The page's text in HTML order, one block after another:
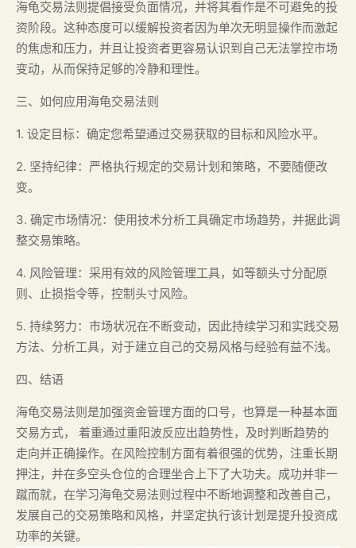
海龟交易法则提倡接受负面情况，并将其看作是不可避免的投
资阶段。这种态度可以缓解投资者因为单次无明显操作而激起
的焦虑和压力，并且让投资者更容易认识到自己无法掌控市场
变动，从而保持足够的冷静和理性。
三、如何应用海龟交易法则
1. 设定目标：确定您希望通过交易获取的目标和风险水平。
2. 坚持纪律：严格执行规定的交易计划和策略，不要随便改
变。
3. 确定市场情况：使用技术分析工具确定市场趋势，并据此调
整交易策略。
4. 风险管理：采用有效的风险管理工具，如等额头寸分配原
则、止损指令等，控制头寸风险。
5. 持续努力：市场状况在不断变动，因此持续学习和实践交易
方法、分析工具，对于建立自己的交易风格与经验有益不浅。
四、结语
海龟交易法则是加强资金管理方面的口号，也算是一种基本面
交易方式， 着重通过重阳波反应出趋势性，及时判断趋势的
走向并正确操作。在风险控制方面有着很强的优势，注重长期
押注，并在多空头仓位的合理坐合上下了大功夫。成功并非一
蹴而就，在学习海龟交易法则过程中不断地调整和改善自己，
发展自己的交易策略和风格，并坚定执行该计划是提升投资成
功率的关键。